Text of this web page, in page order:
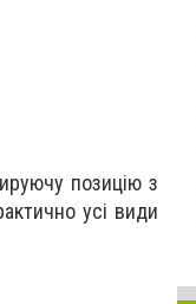
позицію з
усі види